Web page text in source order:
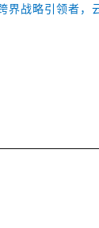
界战略引领者，